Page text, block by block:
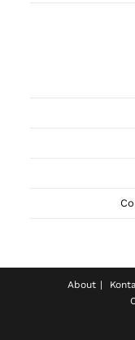
About